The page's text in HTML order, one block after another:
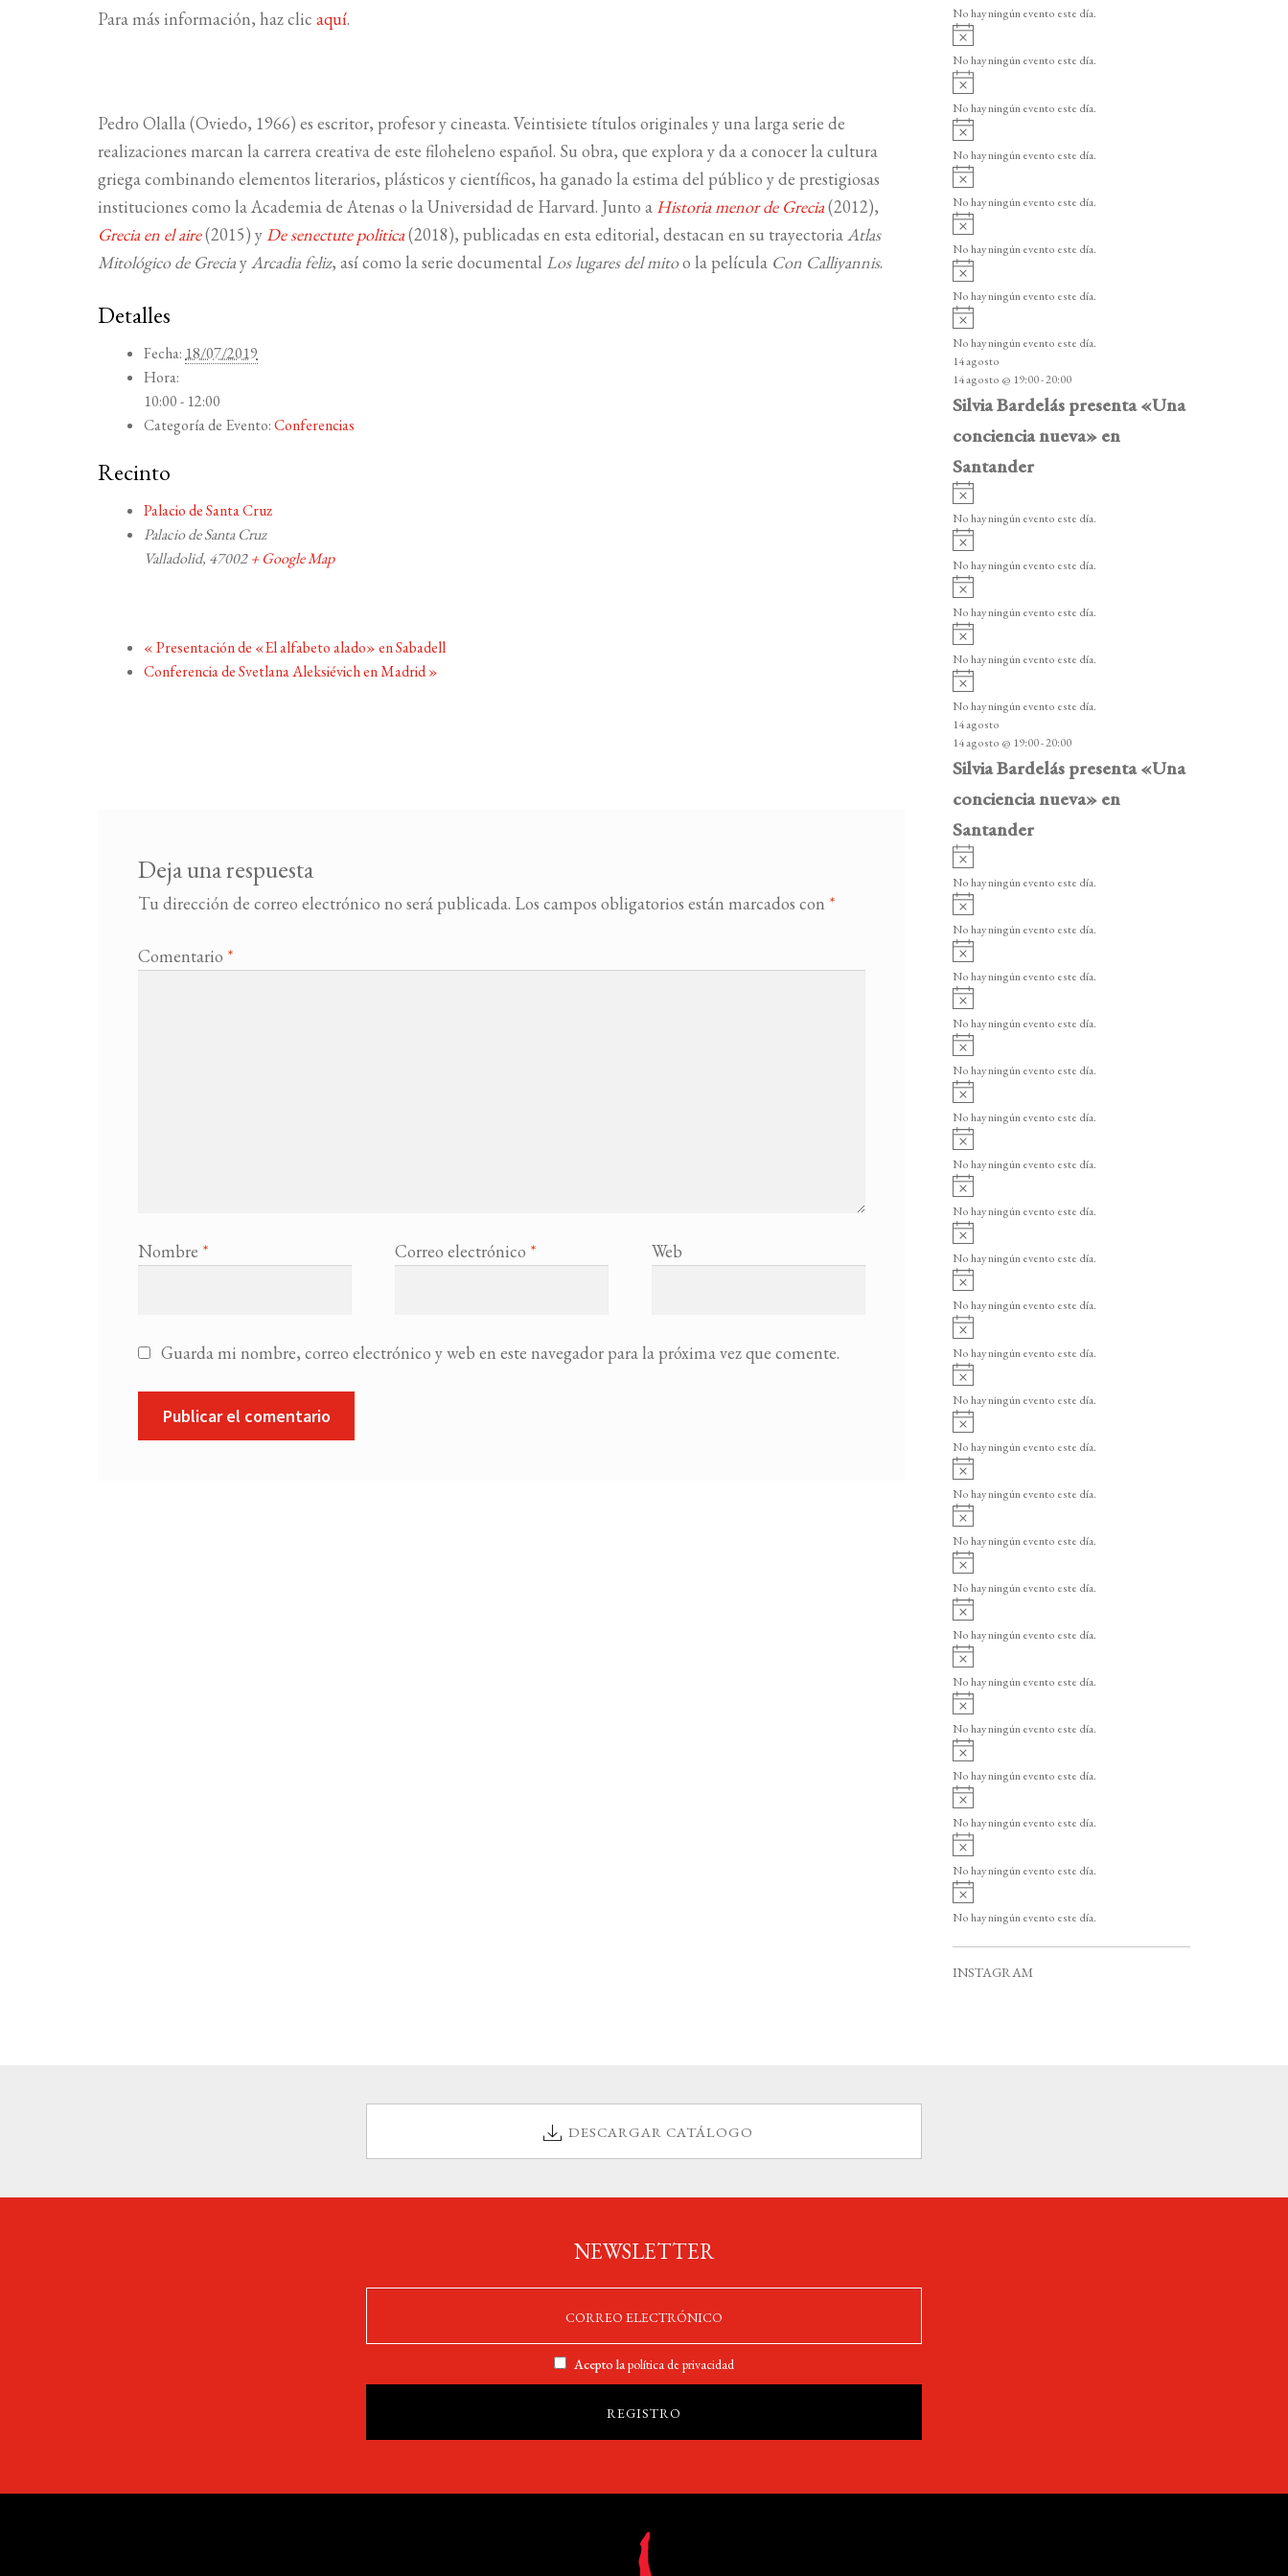
Para más información, haz clicaquí.
Pedro Olalla (Oviedo, 1966) es escritor, profesor y cineasta. Veintisiete títulos originales y una larga serie de
realizaciones marcan la carrera creativa de este filoheleno español. Su obra, que explora y da a conocer la cultura
griega combinando elementos literarios, plásticos y científicos, ha ganado la estima del público y de prestigiosas
instituciones como la Academia de Atenas o la Universidad de Harvard. Junto a Historia menor de Grecia(2012),
Grecia en el aire(2015) yDe senectute politica(2018), publicadas en esta editorial, destacan en su trayectoriaAtlas
Mitológico de GreciayArcadia feliz, así como la serie documental Los lugares del mitoo la película Con Calliyannis.
Detalles
Fecha: 18/07/2019
Hora:
10:00 - 12:00
Categoría de Evento: Conferencias
Recinto
Palacio de Santa Cruz
Palacio de Santa Cruz
Valladolid, 47002 + Google Map
«Presentación de «El alfabeto alado» en Sabadell
Conferencia de Svetlana Aleksiévich en Madrid»
Deja una respuesta
Tu dirección de correo electrónico no será publicada. Los campos obligatorios están marcados con *
Comentario *
Nombre * Correo electrónico * Web
Guarda mi nombre, correo electrónico y web en este navegador para la próxima vez que comente.
e
n
t
o
s
o
i
o
No hay ningún evento este día.
v
i
o
No hay ningún evento este día.
A
v
i
o
No hay ningún evento este día.
A
v
i
o
No hay ningún evento este día.
v
i
o
No hay ningún evento este día.
v
i
o
No hay ningún evento este día.
v
i
o
No hay ningún evento este día.
v
i
s
o
No hay ningún evento este día.
14 agosto
14 agosto @ 19:00-20:00
Silvia Bardelás presenta «Una
conciencia nueva» en
Santander
v
i
o
No hay ningún evento este día.
v
i
o
No hay ningún evento este día.
v
i
o
No hay ningún evento este día.
v
i
o
No hay ningún evento este día.
v
i
s
o
No hay ningún evento este día.
14 agosto
14 agosto @ 19:00-20:00
Silvia Bardelás presenta «Una
conciencia nueva» en
Santander
A
v
i
o
No hay ningún evento este día.
A
v
i
o
No hay ningún evento este día.
v
i
o
No hay ningún evento este día.
v
i
o
No hay ningún evento este día.
v
i
o
No hay ningún evento este día.
v
i
o
No hay ningún evento este día.
v
i
o
No hay ningún evento este día.
v
i
o
No hay ningún evento este día.
v
i
o
No hay ningún evento este día.
v
i
o
No hay ningún evento este día.
A
v
i
o
No hay ningún evento este día.
A
v
i
o
No hay ningún evento este día.
A
v
i
o
No hay ningún evento este día.
v
i
o
No hay ningún evento este día.
v
i
o
No hay ningún evento este día.
v
i
o
No hay ningún evento este día.
v
i
o
No hay ningún evento este día.
v
i
o
No hay ningún evento este día.
v
i
o
No hay ningún evento este día.
v
i
o
No hay ningún evento este día.
v
i
o
No hay ningún evento este día.
A
v
i
o
No hay ningún evento este día.
A
v
i
No hay ningún evento este día.
INSTAGRAM
DESCARGAR CATÁLOGO
NEWSLETTER
Acepto lapolítica de privacidad